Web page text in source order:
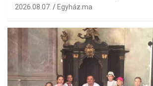
2026.08.07. Egyház.ma